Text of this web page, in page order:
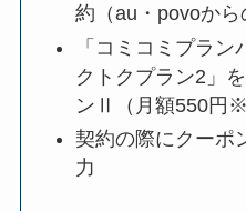
約（au・povoから
「コミコミプラ
クトクプラン2」
ンⅡ（月額550円※
契約の際にクーポ
力